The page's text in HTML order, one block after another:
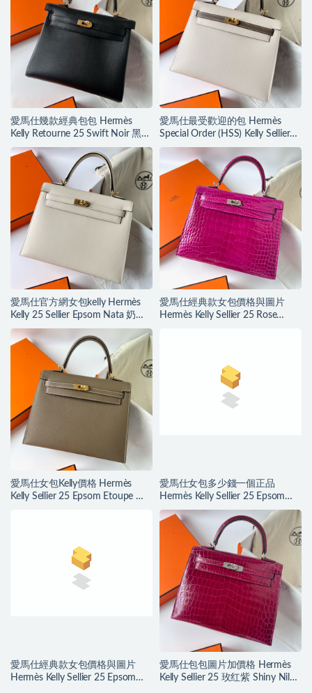
愛馬仕幾款經典包包 Hermès
Kelly Retourne 25 Swift Noir 黑色
Golden Hardware
愛馬仕最受歡迎的包 Hermès
Special Order (HSS) Kelly Sellier
Epsom 25 奶昔白/大象灰
愛馬仕官方網女包kelly Hermès
Kelly 25 Sellier Epsom Nata 奶油
白 金色
愛馬仕經典款女包價格與圖片
Hermès Kelly Sellier 25 Rose
愛馬仕女包Kelly價格 Hermès
Kelly Sellier 25 Epsom Etoupe 大
愛馬仕女包多少錢一個正品
Hermès Kelly Sellier 25 Epsom
Vert Bosphore 博斯普魯斯綠
愛馬仕經典款女包價格與圖片
Hermès Kelly Sellier 25 Epsom
愛馬仕包包圖片加價格 Hermès
Kelly Sellier 25 玫红紫 Shiny Nilo